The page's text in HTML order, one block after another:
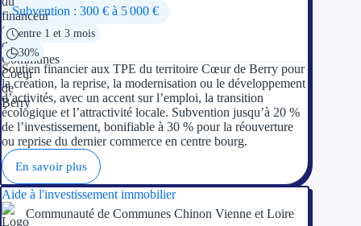
Subvention : 300 € à 5 000 €
entre 1 et 3 mois
30%
Soutien financier aux TPE du territoire Cœur de Berry pour
la création, la reprise, la modernisation ou le développement
d’activités, avec un accent sur l’emploi, la transition
écologique et l’attractivité locale. Subvention jusqu’à 20 %
de l’investissement, bonifiable à 30 % pour la réouverture
ou reprise du dernier commerce en centre bourg.
En savoir plus
Aide à l'investissement immobilier
Communauté de Communes Chinon Vienne et Loire